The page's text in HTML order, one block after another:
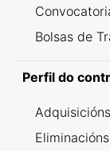
Bolsas de
Perfil do
Adquisicións
Eliminacións